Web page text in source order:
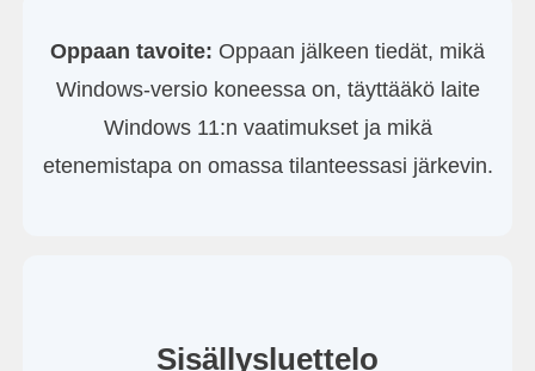
Oppaan tavoite: Oppaan jälkeen tiedät, mikä
Windows-versio koneessa on, täyttääkö laite
Windows 11:n vaatimukset ja mikä
etenemistapa on omassa tilanteessasi järkevin.
Sisällysluettelo